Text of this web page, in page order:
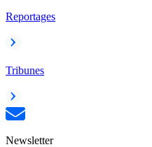
Reportages
Tribunes
Newsletter